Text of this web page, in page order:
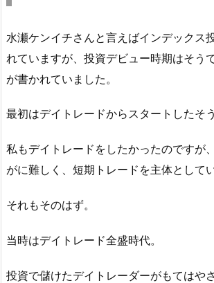
水瀬ケンイチさんと言えばインデックス
れていますが、投資デビュー時期はそう
が書かれていました。
最初はデイトレードからスタートしたそう
私もデイトレードをしたかったのですが
がに難しく、短期トレードを主体として
それもそのはず。
当時はデイトレード全盛時代。
投資で儲けたデイトレーダーがもてはや